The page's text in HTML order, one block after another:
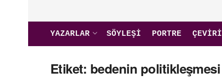
YAZARLAR SÖYLEŞI PORTRE ÇEVIRI
Etiket: bedenin politikleşmesi